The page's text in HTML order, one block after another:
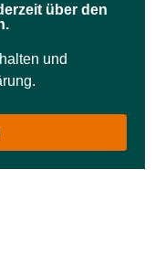
über den
und